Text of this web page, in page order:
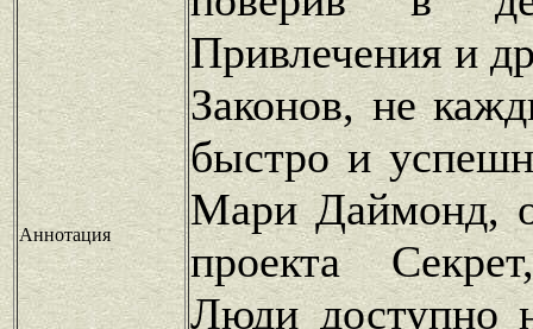
Аннотация
Привлечения и
Законов, не
быстро и
Мари Даймонд,
проекта
Люди доступно